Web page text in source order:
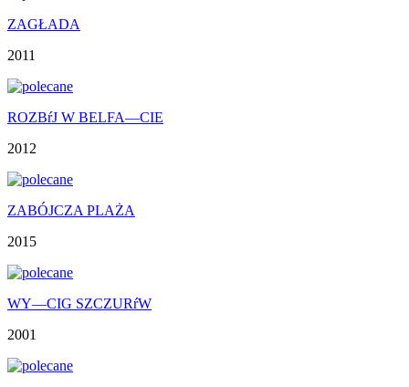
ZAGŁADA
2011
ROZBŕJ W BELFA—CIE
2012
ZABÓJCZA PLAŻA
2015
WY—CIG SZCZURŕW
2001